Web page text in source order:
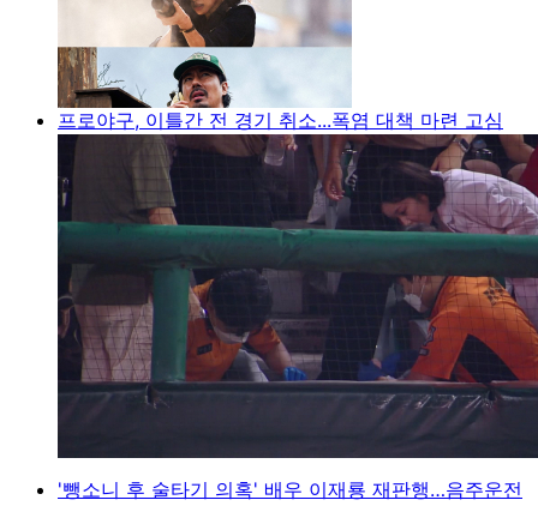
프로야구, 이틀간 전 경기 취소...폭염 대책 마련 고심
'뺑소니 후 술타기 의혹' 배우 이재룡 재판행…음주운전